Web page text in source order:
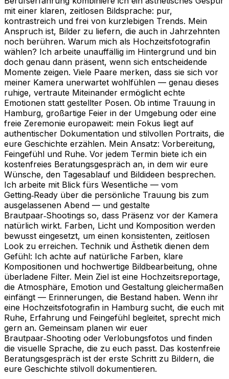
mit einer klaren, zeitlosen Bildsprache: pur,
kontrastreich und frei von kurzlebigen Trends. Mein
Anspruch ist, Bilder zu liefern, die auch in Jahrzehnten
noch berühren. Warum mich als Hochzeitsfotografin
wählen? Ich arbeite unauffällig im Hintergrund und bin
doch genau dann präsent, wenn sich entscheidende
Momente zeigen. Viele Paare merken, dass sie sich vor
meiner Kamera unerwartet wohlfühlen — genau dieses
ruhige, vertraute Miteinander ermöglicht echte
Emotionen statt gestellter Posen. Ob intime Trauung in
Hamburg, großartige Feier in der Umgebung oder eine
freie Zeremonie europaweit: mein Fokus liegt auf
authentischer Dokumentation und stilvollen Portraits, die
eure Geschichte erzählen. Mein Ansatz: Vorbereitung,
Feingefühl und Ruhe. Vor jedem Termin biete ich ein
kostenfreies Beratungsgespräch an, in dem wir eure
Wünsche, den Tagesablauf und Bildideen besprechen.
Ich arbeite mit Blick fürs Wesentliche — vom
Getting‑Ready über die persönliche Trauung bis zum
ausgelassenen Abend — und gestalte
Brautpaar‑Shootings so, dass Präsenz vor der Kamera
natürlich wirkt. Farben, Licht und Komposition werden
bewusst eingesetzt, um einen konsistenten, zeitlosen
Look zu erreichen. Technik und Ästhetik dienen dem
Gefühl: Ich achte auf natürliche Farben, klare
Kompositionen und hochwertige Bildbearbeitung, ohne
überladene Filter. Mein Ziel ist eine Hochzeitsreportage,
die Atmosphäre, Emotion und Gestaltung gleichermaßen
einfängt — Erinnerungen, die Bestand haben. Wenn ihr
eine Hochzeitsfotografin in Hamburg sucht, die euch mit
Ruhe, Erfahrung und Feingefühl begleitet, sprecht mich
gern an. Gemeinsam planen wir euer
Brautpaar‑Shooting oder Verlobungsfotos und finden
die visuelle Sprache, die zu euch passt. Das kostenfreie
Beratungsgespräch ist der erste Schritt zu Bildern, die
eure Geschichte stilvoll dokumentieren.